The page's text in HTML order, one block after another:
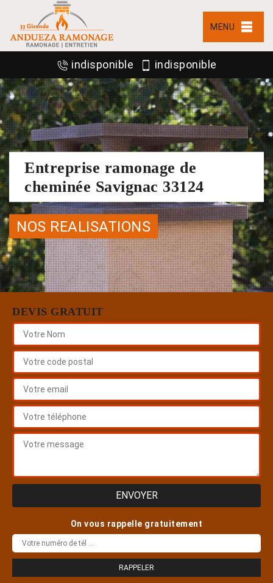
MENU
indisponible indisponible
Entreprise ramonage de
cheminée Savignac 33124
NOS REALISATIONS
DEVIS GRATUIT
On vous rappelle gratuitement